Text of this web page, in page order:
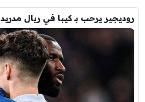
روديجير يرحب بـ كيبا في ريال مدريد